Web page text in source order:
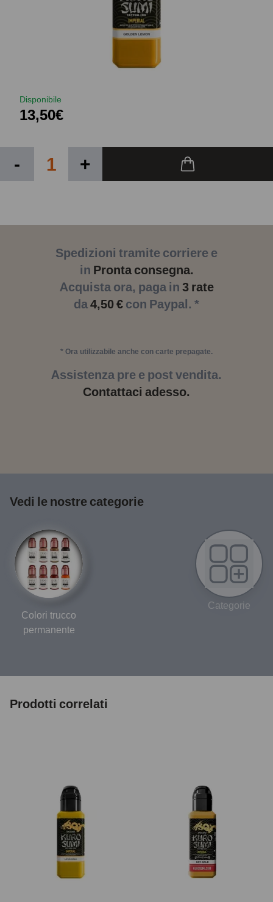
Disponibile
13,50€
- +
Spedizioni tramite corriere e
in Pronta consegna.
Acquista ora, paga in 3 rate
da4,50 € con Paypal. *
* Ora utilizzabile anche con carte prepagate.
Assistenza pre e post vendita.
Contattaci adesso.
Vedi le nostre categorie
Colori trucco
permanente
Categorie
Prodotti correlati